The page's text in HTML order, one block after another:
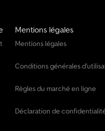
et réparateurs agréés de
/ Hapert / Unsinn / Cheval
d’autres marques - Sous
Mentions légales
Mentions légales
Conditions générales
Règles du marché en ligne
Déclaration de